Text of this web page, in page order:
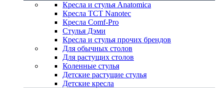
Кресла и стулья Anatomica
Кресла TCT Nanotec
Кресла Comf-Pro
Стулья Дэми
Кресла и стулья прочих брендов
Для обычных столов
Для растущих столов
Коленные стулья
Детские растущие стулья
Детские кресла